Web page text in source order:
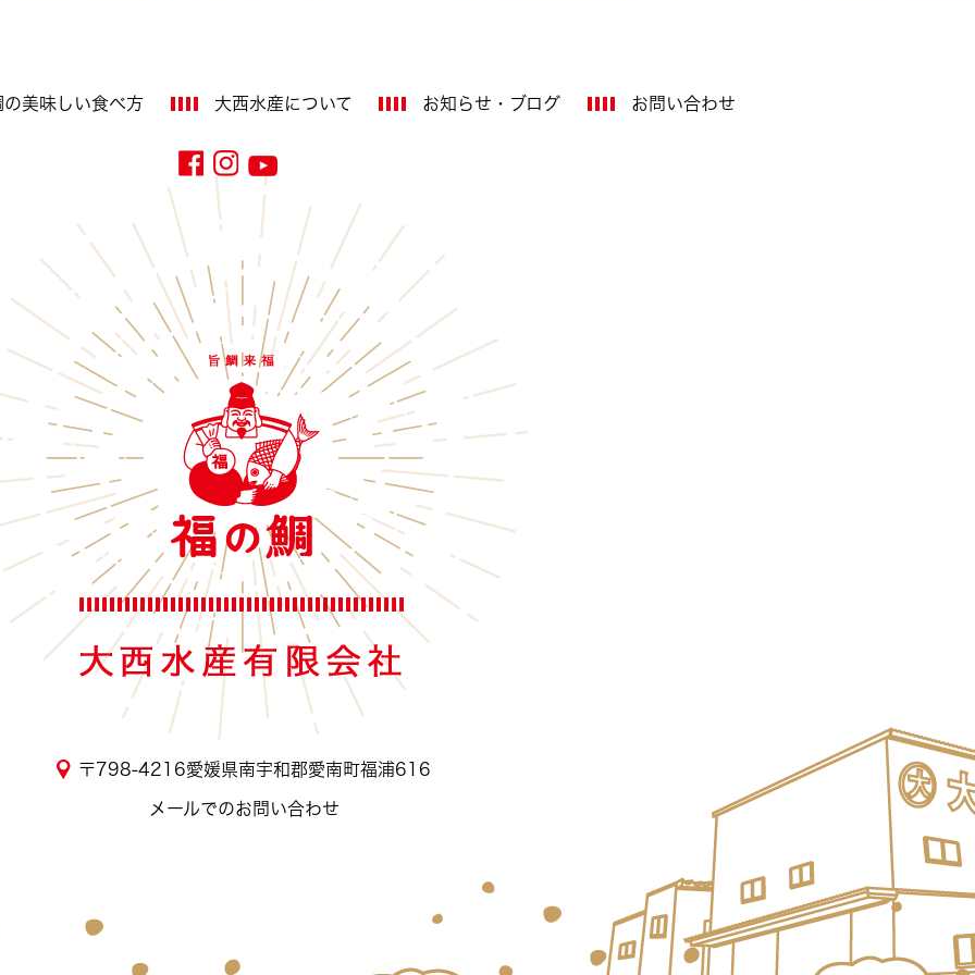
の美味しい食べ方 大西水産について お知らせ・ブログ お問い合わせ
〒798-4216愛媛県南宇和郡愛南町福浦616
メールでのお問い合わせ